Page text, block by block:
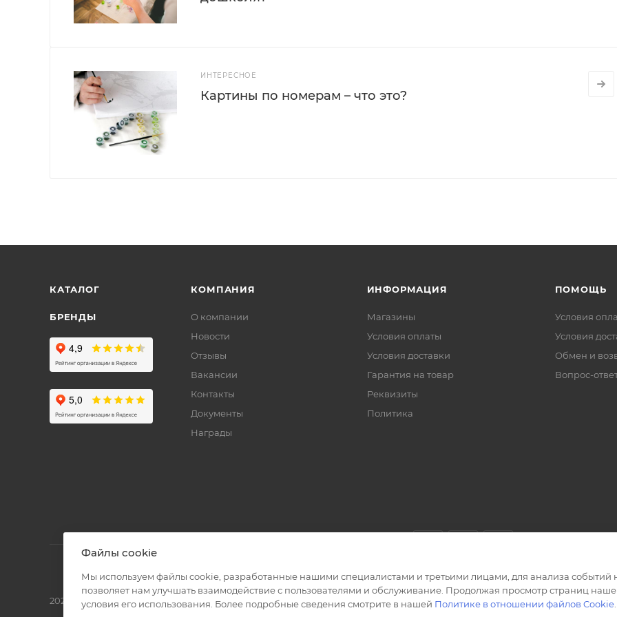
ИНТЕРЕСНОЕ
Картины по номерам – что это?
КАТАЛОГ
БРЕНДЫ
КОМПАНИЯ
О компании
Новости
Отзывы
Вакансии
Контакты
Документы
Награды
ИНФОРМАЦИЯ
Магазины
Условия оплаты
Условия доставки
Гарантия на товар
Реквизиты
Политика
ПОМОЩЬ
Условия
Условия
Обмен и
Вопрос-
2026 © Полиграф кит - интернет-магазин
Файлы cookie
Мы используем файлы cookie, разработанные нашими специалистами и третьими лицами, для анализа событий
позволяет нам улучшать взаимодействие с пользователями и обслуживание. Продолжая просмотр страниц
условия его использования. Более подробные сведения смотрите в нашей Политике в отношении файлов Cookie